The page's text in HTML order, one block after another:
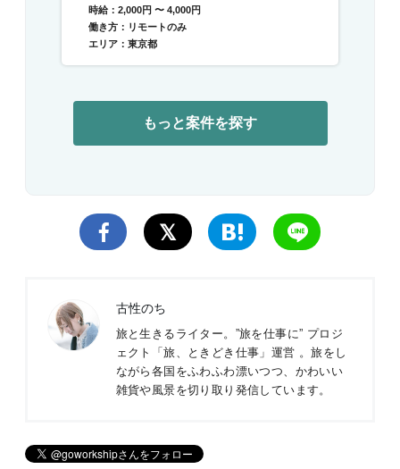
時給：2,000円 〜 4,000円
働き方：リモートのみ
エリア：東京都
もっと案件を探す
古性のち
旅と生きるライター。”旅を仕事に” プロジ
ェクト「旅、ときどき仕事」運営 。旅をし
ながら各国をふわふわ漂いつつ、かわいい
雑貨や風景を切り取り発信しています。